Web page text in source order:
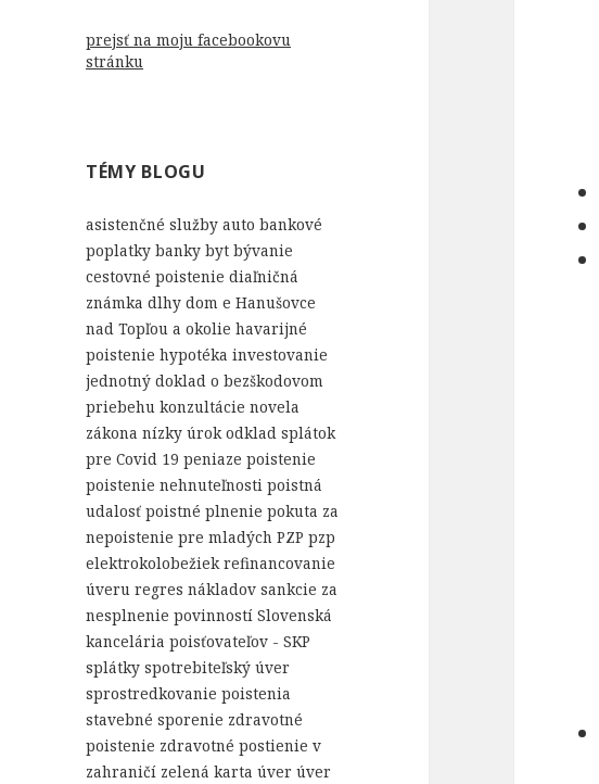
prejsť na moju facebookovu
stránku
TÉMY BLOGU
asistenčné služby auto bankové
poplatky banky byt bývanie
cestovné poistenie diaľničná
známka dlhy dom e Hanušovce
nad Topľou a okolie havarijné
poistenie hypotéka investovanie
jednotný doklad o bezškodovom
priebehu konzultácie novela
zákona nízky úrok odklad splátok
pre Covid 19 peniaze poistenie
poistenie nehnuteľnosti poistná
udalosť poistné plnenie pokuta za
nepoistenie pre mladých PZP pzp
elektrokolobežiek refinancovanie
úveru regres nákladov sankcie za
nesplnenie povinností Slovenská
kancelária poisťovateľov - SKP
splátky spotrebiteľský úver
sprostredkovanie poistenia
stavebné sporenie zdravotné
poistenie zdravotné postienie v
zahraničí zelená karta úver úver